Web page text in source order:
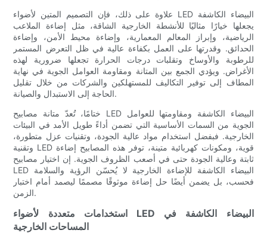
علاوة على ذلك، فإن التصميم المتين لأضواء LED البيضاء الكاشفة
يجعلها خيارًا مثاليًا للأنشطة الخارجية الشاقة، مثل إضاءة الملاعب
الرياضية، وإبراز المعالم المعمارية، وإضاءة محيط الأمن، وإضاءة
الحدائق. وقدرتها على العمل بكفاءة عالية في ظل التعرض المستمر
للرطوبة والأوساخ وتقلبات درجات الحرارة تجعلها ضرورية لهذه
الأغراض. ويؤدي الجمع بين المتانة ومقاومة العوامل الجوية في نهاية
المطاف إلى توفير التكاليف للمستهلكين والشركات من خلال تقليل
الحاجة إلى الاستبدال والصيانة.
ختامًا، تُعدّ متانة مصابيح LED البيضاء الكاشفة ومقاومتها للعوامل
الجوية من السمات الأساسية التي تضمن أداءً طويل الأمد في البيئات
الخارجية. فبفضل استخدام مواد عالية الجودة، وتقنيات عزل متطورة،
وتقنية LED قوية، ومكونات كهربائية متينة، توفر هذه المصابيح إضاءة
ثابتة وعالية الجودة حتى في أصعب الظروف الجوية. إن اختيار مصابيح
LED البيضاء الكاشفة للإضاءة الخارجية لا يُحسّن الرؤية والسلامة
فحسب، بل يضمن أيضًا حل إضاءة موثوقًا مصممًا ليصمد أمام اختبار
الزمن.
استخدامات متعددة لأضواء LED البيضاء الكاشفة في
المساحات الخارجية